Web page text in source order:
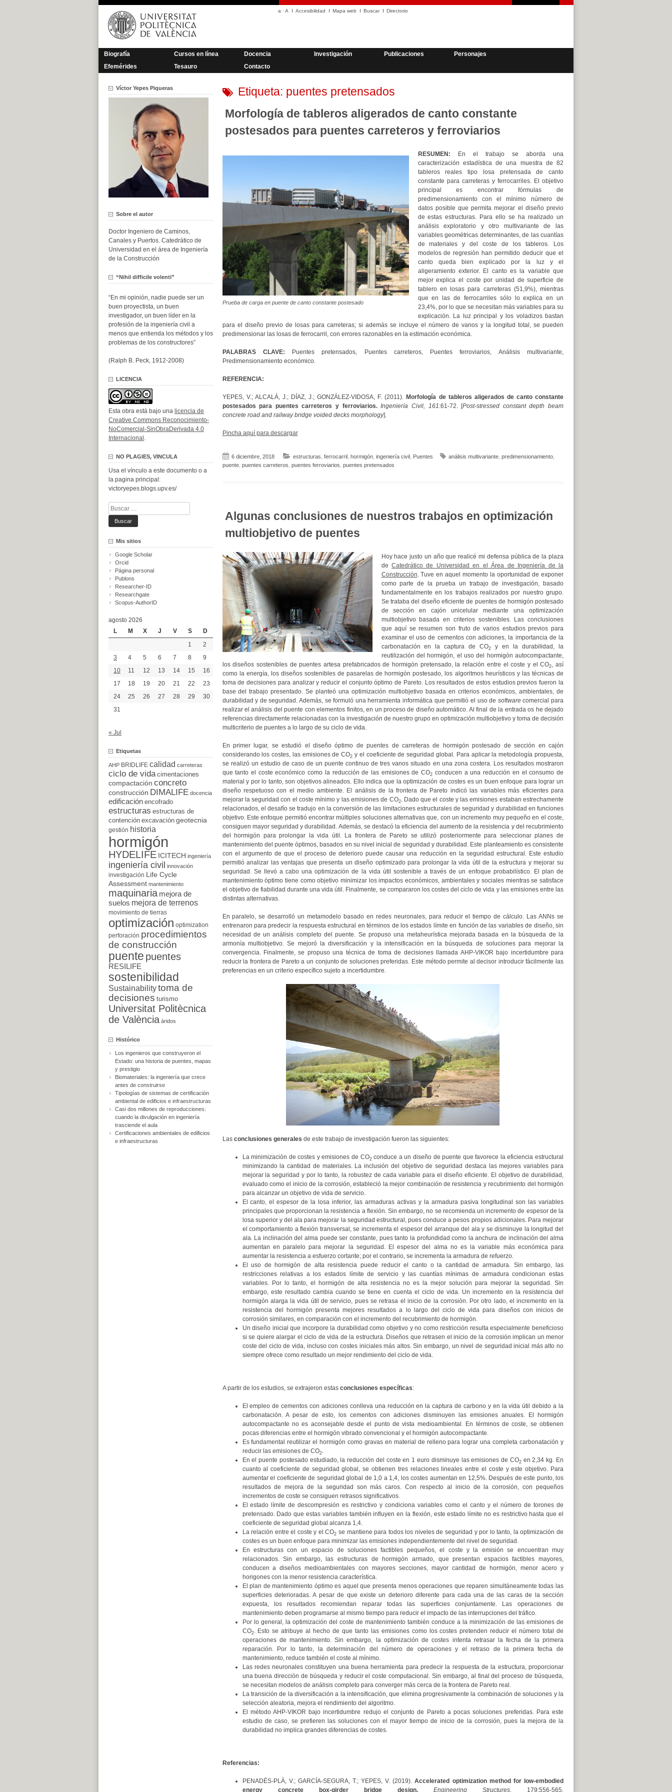
Saltar
contenido
a ·A Accesibilidad Mapa web Buscar Directorio
Biografía Cursos en línea Docencia Investigación Publicaciones
Personajes
Efemérides
Tesauro Contacto
Etiqueta: puentes pretensados
Morfología de tableros aligerados de canto constante
postesados para puentes carreteros y ferroviarios
Prueba de carga en puente de canto constante postesado
RESUMEN: En el trabajo se aborda una
caracterización estadística de una muestra de 82
tableros reales tipo losa pretensada de canto
constante para carreteras y ferrocarriles. El objetivo
principal es encontrar fórmulas de
predimensionamiento con el mínimo número de
datos posible que permita mejorar el diseño previo
de estas estructuras. Para ello se ha realizado un
análisis exploratorio y otro multivariante de las
variables geométricas determinantes, de las cuantías
de materiales y del coste de los tableros. Los
modelos de regresión han permitido deducir que el
canto queda bien explicado por la luz y el
aligeramiento exterior. El canto es la variable que
mejor explica el coste por unidad de superficie de
tablero en losas para carreteras (51,9%), mientras
que en las de ferrocarriles sólo lo explica en un
23,4%, por lo que se necesitan más variables para su
explicación. La luz principal y los voladizos bastan
para el diseño previo de losas para carreteras; si además se incluye el número de vanos y la longitud total, se pueden
predimensionar las losas de ferrocarril, con errores razonables en la estimación económica.
PALABRAS CLAVE:
Puentes pretensados, Puentes carreteros, Puentes ferroviarios, Análisis multivariante,
Predimensionamiento económico.
REFERENCIA:
YEPES, V.; ALCALÁ, J.; DÍAZ, J.; GONZÁLEZ-VIDOSA, F. (2011). Morfología de tableros aligerados de canto constante
postesados para puentes carreteros y ferroviarios.Ingeniería Civil, 161:61-72. [Post-stressed constant depth beam
concrete road and railway bridge voided decks morphology].
Pincha aquí para descargar
6 diciembre, 2018 estructuras ferrocarril hormigón, ingeniería civil Puentes análisis multivariante, predimensionamiento,
puente, puentes carreteros puentes ferroviarios puentes pretensados
Algunas conclusiones de nuestros trabajos en optimización
multiobjetivo de puentes
Hoy hace justo un año que realicé mi defensa pública de la plaza
de Catedrático de Universidad en el Área de Ingeniería de la
Construcción. Tuve en aquel momento la oportunidad de exponer
como parte de la prueba un trabajo de investigación, basado
fundamentalmente en los trabajos realizados por nuestro grupo.
Se trataba del diseño eficiente de puentes de hormigón postesado
de sección en cajón unicelular mediante una optimización
multiobjetivo basada en criterios sostenibles. Las conclusiones
que aquí se resumen son fruto de varios estudios previos para
examinar el uso de cementos con adiciones, la importancia de la
carbonatación en la captura de CO2
y en la durabilidad, la
reutilización del hormigón, el uso del hormigón autocompactante,
los diseños sostenibles de puentes artesa prefabricados de hormigón pretensado, la relación entre el coste y el CO2, así
como la energía, los diseños sostenibles de pasarelas de hormigón postesado, los algoritmos heurísticos y las técnicas de
toma de decisiones para analizar y reducir el conjunto óptimo de Pareto. Los resultados de estos estudios previos fueron la
base del trabajo presentado. Se planteó una optimización multiobjetivo basada en criterios económicos, ambientales, de
durabilidad y de seguridad. Además, se formuló una herramienta informática que permitió el uso de softwarecomercial para
realizar el análisis del puente con elementos finitos, en un proceso de diseño automático. Al final de la entrada os he dejado
referencias directamente relacionadas con la investigación de nuestro grupo en optimización multiobjetivo y toma de decisión
multicriterio de puentes a lo largo de su ciclo de vida.
En primer lugar, se estudió el diseño óptimo de puentes de carreteras de hormigón postesado de sección en cajón
considerando los costes, las emisiones de CO2 y el coeficiente de seguridad global. Para aplicar la metodología propuesta,
se realizó un estudio de caso de un puente continuo de tres vanos situado en una zona costera. Los resultados mostraron
que tanto el coste económico como la reducción de las emisiones de CO2 conducen a una reducción en el consumo de
material y por lo tanto, son objetivos alineados. Ello indica que la optimización de costes es un buen enfoque para lograr un
diseño respetuoso con el medio ambiente. El análisis de la frontera de Pareto indicó las variables más eficientes para
mejorar la seguridad con el coste mínimo y las emisiones de CO2. Dado que el coste y las emisiones estaban estrechamente
relacionados, el desafío se tradujo en la conversión de las limitaciones estructurales de seguridad y durabilidad en funciones
objetivo. Este enfoque permitió encontrar múltiples soluciones alternativas que, con un incremento muy pequeño en el coste,
consiguen mayor seguridad y durabilidad. Además, se destacó la eficiencia del aumento de la resistencia y del recubrimiento
del hormigón para prolongar la vida útil. La frontera de Pareto se utilizó posteriormente para seleccionar planes de
mantenimiento del puente óptimos, basados en su nivel inicial de seguridad y durabilidad. Este planteamiento es consistente
con el argumento de que el proceso de deterioro puede causar una reducción en la seguridad estructural. Este estudio
permitió analizar las ventajas que presenta un diseño optimizado para prolongar la vida útil de la estructura y mejorar su
seguridad. Se llevó a cabo una optimización de la vida útil sostenible a través de un enfoque probabilístico. El plan de
mantenimiento óptimo tiene como objetivo minimizar los impactos económicos, ambientales y sociales mientras se satisface
el objetivo de fiabilidad durante una vida útil. Finalmente, se compararon los costes del ciclo de vida y las emisiones entre las
distintas alternativas.
En paralelo, se desarrolló un metamodelo basado en redes neuronales, para reducir el tiempo de cálculo. Las ANNs se
entrenaron para predecir la respuesta estructural en términos de los estados límite en función de las variables de diseño, sin
necesidad de un análisis completo del puente. Se propuso una metaheurística mejorada basada en la búsqueda de la
armonía multiobjetivo. Se mejoró la diversificación y la intensificación en la búsqueda de soluciones para mejorar la
convergencia. Finalmente, se propuso una técnica de toma de decisiones llamada AHP-VIKOR bajo incertidumbre para
reducir la frontera de Pareto a un conjunto de soluciones preferidas. Este método permite al decisor introducir fácilmente las
preferencias en un criterio específico sujeto a incertidumbre.
Las conclusiones generales de este trabajo de investigación fueron las siguientes:
La minimización de costes y emisiones de CO2conduce a un diseño de puente que favorece la eficiencia estructural
minimizando la cantidad de materiales. La inclusión del objetivo de seguridad destaca las mejores variables para
mejorar la seguridad y por lo tanto, la robustez de cada variable para el diseño eficiente. El objetivo de durabilidad,
evaluado como el inicio de la corrosión, estableció la mejor combinación de resistencia y recubrimiento del hormigón
para alcanzar un objetivo de vida de servicio.
El canto, el espesor de la losa inferior, las armaduras activas y la armadura pasiva longitudinal son las variables
principales que proporcionan la resistencia a flexión. Sin embargo, no se recomienda un incremento de espesor de la
losa superior y del ala para mejorar la seguridad estructural, pues conduce a pesos propios adicionales. Para mejorar
el comportamiento a flexión transversal, se incrementa el espesor del arranque del ala y se disminuye la longitud del
ala. La inclinación del alma puede ser constante, pues tanto la profundidad como la anchura de inclinación del alma
aumentan en paralelo para mejorar la seguridad. El espesor del alma no es la variable más económica para
aumentar la resistencia a esfuerzo cortante; por el contrario, se incrementa la armadura de refuerzo.
El uso de hormigón de alta resistencia puede reducir el canto o la cantidad de armadura. Sin embargo, las
restricciones relativas a los estados límite de servicio y las cuantías mínimas de armadura condicionan estas
variables. Por lo tanto, el hormigón de alta resistencia no es la mejor solución para mejorar la seguridad. Sin
embargo, este resultado cambia cuando se tiene en cuenta el ciclo de vida. Un incremento en la resistencia del
hormigón alarga la vida útil de servicio, pues se retrasa el inicio de la corrosión. Por otro lado, el incremento en la
resistencia del hormigón presenta mejores resultados a lo largo del ciclo de vida para diseños con inicios de
corrosión similares, en comparación con el incremento del recubrimiento de hormigón.
Un diseño inicial que incorpore la durabilidad como objetivo y no como restricción resulta especialmente beneficioso
si se quiere alargar el ciclo de vida de la estructura. Diseños que retrasen el inicio de la corrosión implican un menor
coste del ciclo de vida, incluso con costes iniciales más altos. Sin embargo, un nivel de seguridad inicial más alto no
siempre ofrece como resultado un mejor rendimiento del ciclo de vida.
A partir de los estudios, se extrajeron estas conclusiones específicas:
El empleo de cementos con adiciones conlleva una reducción en la captura de carbono y en la vida útil debido a la
carbonatación. A pesar de esto, los cementos con adiciones disminuyen las emisiones anuales. El hormigón
autocompactante no es aconsejable desde el punto de vista medioambiental. En términos de coste, se obtienen
pocas diferencias entre el hormigón vibrado convencional y el hormigón autocompactante.
Es fundamental reutilizar el hormigón como gravas en material de relleno para lograr una completa carbonatación y
reducir las emisiones de CO2.
En el puente postesado estudiado, la reducción del coste en 1 euro disminuye las emisiones de CO2en 2,34 kg. En
cuanto al coeficiente de seguridad global, se obtienen tres relaciones lineales entre el coste y este objetivo. Para
aumentar el coeficiente de seguridad global de 1,0 a 1,4, los costes aumentan en 12,5%. Después de este punto, los
resultados de mejora de la seguridad son más caros. Con respecto al inicio de la corrosión, con pequeños
incrementos de coste se consiguen retrasos significativos.
El estado límite de descompresión es restrictivo y condiciona variables como el canto y el número de torones de
pretensado. Dado que estas variables también influyen en la flexión, este estado límite no es restrictivo hasta que el
coeficiente de seguridad global alcanza 1,4.
La relación entre el coste y el CO2 se mantiene para todos los niveles de seguridad y por lo tanto, la optimización de
costes es un buen enfoque para minimizar las emisiones independientemente del nivel de seguridad.
En estructuras con un espacio de soluciones factibles pequeños, el coste y la emisión se encuentran muy
relacionados. Sin embargo, las estructuras de hormigón armado, que presentan espacios factibles mayores,
conducen a diseños medioambientales con mayores secciones, mayor cantidad de hormigón, menor acero y
horigones con la menor resistencia característica.
El plan de mantenimiento óptimo es aquel que presenta menos operaciones que reparen simultáneamente todas las
superficies deterioradas. A pesar de que existe un deterioro diferente para cada una de las caras de la sección
expuesta, los resultados recomiendan reparar todas las superficies conjuntamente. Las operaciones de
mantenimiento deben programarse al mismo tiempo para reducir el impacto de las interrupciones del tráfico.
Por lo general, la optimización del coste de mantenimiento también conduce a la minimización de las emisiones de
CO2. Esto se atribuye al hecho de que tanto las emisiones como los costes pretenden reducir el número total de
operaciones de mantenimiento. Sin embargo, la optimización de costes intenta retrasar la fecha de la primera
reparación. Por lo tanto, la determinación del número de operaciones y el retraso de la primera fecha de
mantenimiento, reduce también el coste al mínimo.
Las redes neuronales constituyen una buena herramienta para predecir la respuesta de la estructura, proporcionar
una buena dirección de búsqueda y reducir el coste computacional. Sin embargo, al final del proceso de búsqueda,
se necesitan modelos de análisis completo para converger más cerca de la frontera de Pareto real.
La transición de la diversificación a la intensificación, que elimina progresivamente la combinación de soluciones y la
selección aleatoria, mejora el rendimiento del algoritmo.
El método AHP-VIKOR bajo incertidumbre redujo el conjunto de Pareto a pocas soluciones preferidas. Para este
estudio de caso, se prefieren las soluciones con el mayor tiempo de inicio de la corrosión, pues la mejora de la
durabilidad no implica grandes diferencias de costes.
Referencias:
PENADÉS-PLÀ, V.; GARCÍA-SEGURA, T.; YEPES, V. (2019).Accelerated optimization method for low-embodied
energy concrete box-girder bridge design.
Engineering Structures, 179:556-565.
Víctor Yepes Piqueras
Sobre el autor
Doctor Ingeniero de Caminos,
Canales y Puertos. Catedrático de
Universidad en el área de Ingeniería
de la Construcción
“Nihil difficile volenti”
“En mi opinión, nadie puede ser un
buen proyectista, un buen
investigador, un buen líder en la
profesión de la ingeniería civil a
menos que entienda los métodos y los
problemas de los constructores”
(Ralph B. Peck, 1912-2008)
LICENCIA
Esta obra está bajo una licencia de
Creative Commons Reconocimiento-
NoComercial-SinObraDerivada 4.0
Internacional .
NO PLAGIES, VINCULA
Usa el vínculo a este documento o a
la pagina principal:
victoryepes.blogs.upv.es/
Buscar:
Mis sitios
Google Scholar
Orcid
Página personal
Publons
Researcher-ID
Researchgate
Scopus-AuthorID
agosto 2026
L
M X J V S
D
1
2
3
4 5 6 7 8
9
10
11 12 13 14 15
16
17
18 19 20 21 22
23
24
25 26 27 28 29
30
31
« Jul
Etiquetas
AHP BRIDLIFE calidad carreteras
ciclo de vida cimentaciones
compactación concreto
construcción DIMALIFE docencia
edificación encofrado
estructuras estructuras de
contención excavación geotecnia
gestión historia
hormigón
HYDELIFE ICITECH ingeniería
ingeniería civil innovación
investigación
Life Cycle
Assessment mantenimiento
maquinaria mejora de
suelos mejora de terrenos
movimiento de tierras
optimización optimization
perforación procedimientos
de construcción
puente puentes
RESILIFE
sostenibilidad
Sustainabilitytoma de
decisiones turismo
Universitat Politècnica
de València áridos
Histórico
Los ingenieros que construyeron el
Estado: una historia de puentes, mapas
y prestigio
Biomateriales: la ingeniería que crece
antes de construirse
Tipologías de sistemas de certificación
ambiental de edificios e infraestructuras
Casi dos millones de reproducciones:
cuando la divulgación en ingeniería
trasciende el aula
Certificaciones ambientales de edificios
e infraestructuras